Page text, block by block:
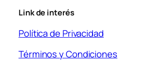
Link de interés
Política de Privacidad
Términos y Condiciones